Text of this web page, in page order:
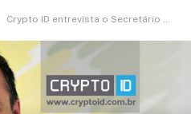
Crypto ID entrevista o Secretário Marcelo Pagotti